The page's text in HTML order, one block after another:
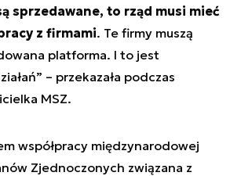
sprzedawane, to rząd musi mieć
z firmami. Te firmy muszą
platforma. I to jest
– przekazała podczas
MSZ.
współpracy międzynarodowej
Zjednoczonych związana z